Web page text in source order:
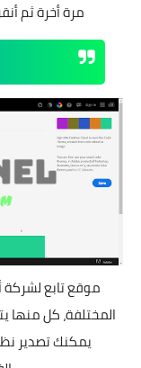
مرة أخرة ثم
موقع تابع لشركة
المختلفة، كل منها
يمكنك تصدير